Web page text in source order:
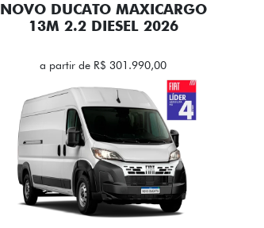
NOVO DUCATO MAXICARGO
13M 2.2 DIESEL 2026
a partir de R$ 301.990,00